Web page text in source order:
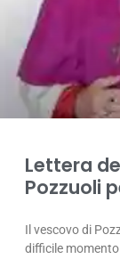
Lettera
Pozzuoli
Il vescovo di
difficile